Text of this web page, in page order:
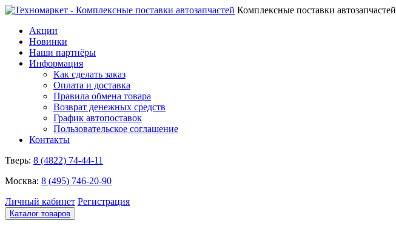
Комплексные поставки автозапчастей
Акции
Новинки
Наши партнёры
Информация
Как сделать заказ
Оплата и доставка
Правила обмена товара
Возврат денежных средств
График автопоставок
Пользовательское соглашение
Контакты
Тверь: 8 (4822) 74-44-11
Москва: 8 (495) 746-20-90
Личный кабинет Регистрация
Каталог товаров